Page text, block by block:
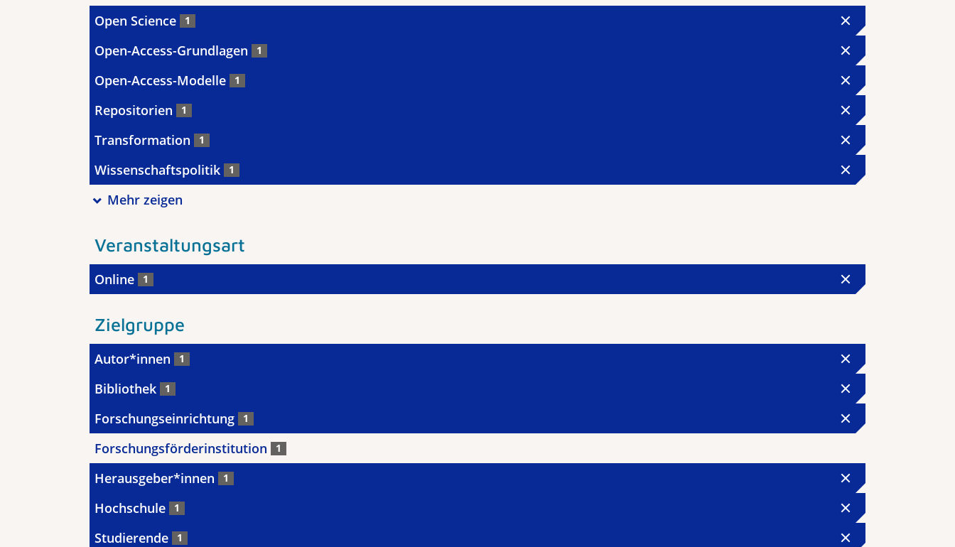
Open Science 1
Open-Access-Grundlagen 1
Open-Access-Modelle 1
Repositorien 1
Transformation 1
Wissenschaftspolitik 1
Mehr zeigen
Veranstaltungsart
Online 1
Zielgruppe
Autor*innen 1
Bibliothek 1
Forschungseinrichtung 1
Forschungsförderinstitution 1
Herausgeber*innen 1
Hochschule 1
Studierende 1